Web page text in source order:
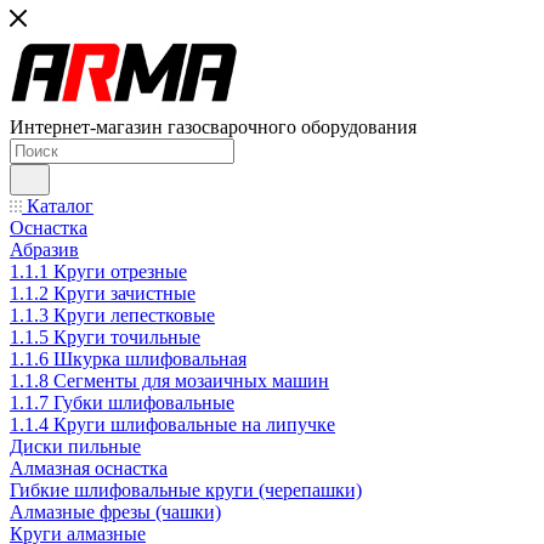
Интернет-магазин газосварочного оборудования
Каталог
Оснастка
Абразив
1.1.1 Круги отрезные
1.1.2 Круги зачистные
1.1.3 Круги лепестковые
1.1.5 Круги точильные
1.1.6 Шкурка шлифовальная
1.1.8 Сегменты для мозаичных машин
1.1.7 Губки шлифовальные
1.1.4 Круги шлифовальные на липучке
Диски пильные
Алмазная оснастка
Гибкие шлифовальные круги (черепашки)
Алмазные фрезы (чашки)
Круги алмазные